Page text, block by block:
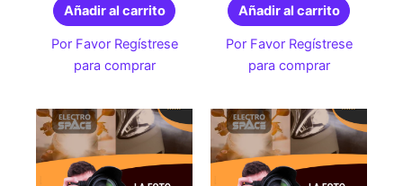
Añadir al carrito
Por Favor Regístrese
para comprar
Añadir al carrito
Por Favor Regístrese
para comprar